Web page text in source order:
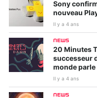
Sony
nouveau
Il y a 4 ans
NEWS
20 Minutes
successeur
monde parle
Il y a 4 ans
NEWS